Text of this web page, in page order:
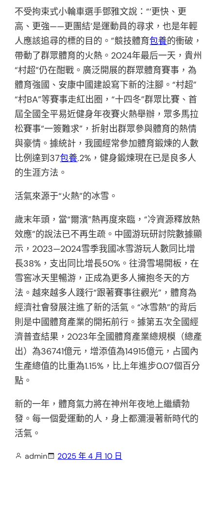
不受拘束式小輪車選手鄧雅文說：“‘更快、更
高、更強——更團結’是運動員的尋求，也是年輕
人應該追尋的標的目的。”競技體育包養的衝破，
帶動了群眾體育的火熱。2024年最后一天，貴州
“村超”仍在酣戰。廣泛開展的群眾體育賽事，為
體育強國、安康中國建設寫下新的注腳。“村超”
“村BA”等賽事走紅出圈，“十四冬”群眾比賽、首
屆全國全平易近健身年夜賽火熱舉辦，眾多馬拉
松賽事“一簽難求”，折射出群眾參與體育的熱情
與豪情。據統計，我國經常參加體育鍛煉的人數
比例達到37包養.2%，健身鍛煉現在已是良多人
的生涯方法。
活氣來源于“火熱”的冰雪。
歲末年頭，當“爾濱”熱再度來臨，“冷資源釋放熱
效應”的說法已不再生疏。中國游玩研討院數據顯
示，2023—2024雪季我國冰雪游玩人數同比增
長38%，支出同比增長50%。往滑雪場開板，在
雪窖冰天里暢游，正成為更多人擁抱冬天的方
法。越來越多人踐行“跟著賽事往觀光”，體育為
經濟社會發展注進了新的活氣。“冰雪熱”的背后
則是中國體育產業的開拓前行。據第五次全國經
濟普查結果，2023年全國體育產業總規模（總產
出）為36741億元，增添值為14915億元，占國內
生產總值的比重為1.15%，比上年進步0.07個百分
點。
新的一年，體育氣力將在神州年夜地上繼續勃
發。每一個愛運動的人，身上都瀰漫著新時代的
活氣。
admin 2025 年 4 月 10 日